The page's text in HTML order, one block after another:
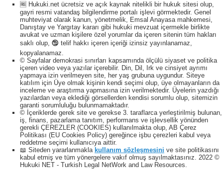
🆓 Hukuki.net ücretsiz ve açık kaynak nitelikli bir hukuk sitesi olup,
gayri resmi vatandaş bilgilendirme portalı işlevi görmektedir. Genel
muhteviyat olarak kanun, yönetmelik, Emsal Anayasa mahkemesi,
Danıştay ve Yargıtay kararı gibi hukuki mevzuat içermekle birlikte
avukat ve uzman kişilere özel yorumlar da içeren sitenin tüm hakları
saklı olup, 🕲 telif hakkı içeren içeriği izinsiz yayınlanamaz,
kopyalanamaz.
© Sayfalar demokrasi sınırları kapsamında ölçülü siyaset ve politika
içeren video veya yazılar içerebilir. Din, Dil, Irk ve cinsiyet ayrımı
yapmaya izin verilmeyen site, her yaş grubuna uygundur. Siteye
katılım için Üye olmak kişinin kendi seçimi olup, üye olmayanların da
inceleme ve araştırma yapmasına izin verilmektedir. Üyelerin yazdığı
yazılardan veya eklediği görsellerden kendisi sorumlu olup, sitemizin
garanti sorumluluğu bulunmamaktadır.
© İçeriklerde gerek site ve gerekse 3. taraflarca yerleştirilmiş bulunan,
iş, finans, pazarlama tanıtım, performans ve işlevsellik yönünden
gerekli ÇEREZLER (COOKIES) kullanılmakta olup, AB Çerez
Politikası (EU Cookies Policy) gereğince işbu çerezleri kabul veya
reddetme seçimi kullanıcıya aittir.
📖 Siteden yararlanmakla kullanım sözleşmesini ve site politikasını
kabul etmiş ve tüm yönergelere vakıf olmuş sayılmaktasınız. 2022 ©
Hukuki NET - Turkish Legal NetWork and Law Resources.